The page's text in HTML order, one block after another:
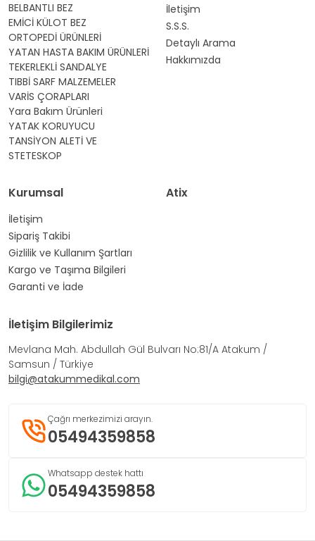
BELBANTLI BEZ
EMİCİ KÜLOT BEZ
ORTOPEDİ ÜRÜNLERİ
YATAN HASTA BAKIM ÜRÜNLERİ
TEKERLEKLİ SANDALYE
TIBBİ SARF MALZEMELER
VARİS ÇORAPLARI
Yara Bakım Ürünleri
YATAK KORUYUCU
TANSİYON ALETİ VE
STETESKOP
İletişim
S.S.S.
Detaylı Arama
Hakkımızda
Kurumsal
İletişim
Sipariş Takibi
Gizlilik ve Kullanım Şartları
Kargo ve Taşıma Bilgileri
Garanti ve İade
Atix
İletişim Bilgilerimiz
Mevlana Mah. Abdullah Gül Bulvarı No:81/A Atakum /
Samsun / Türkiye
bilgi@atakummedikal.com
Çağrı merkezimizi arayın.
05494359858
Whatsapp destek hattı
05494359858